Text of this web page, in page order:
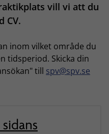
vill vi att du
CV.
inom vilket område du
tidsperiod. Skicka din
till spv@spv.se